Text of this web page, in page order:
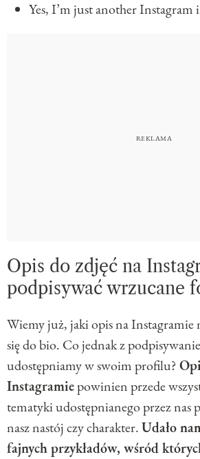
Yes, I’m just another
Opis do zdjęć na
podpisywać wrzucane
Wiemy już, jaki opis na Instagramie
się do bio. Co jednak z
udostępniamy w swoim profilu?
Instagramiepowinien przede
tematyki udostępnianego przez nas
nasz nastój czy charakter.Udało
fajnych przykładów, wśród